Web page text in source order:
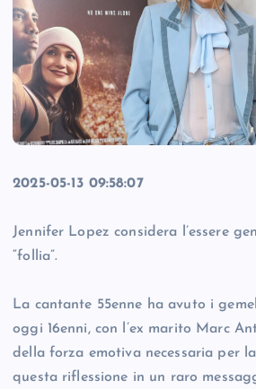
2025-05-13 09:58:07
Jennifer Lopez considera l’essere
“follia”.
La cantante 55enne ha avuto i
oggi 16enni, con l’ex marito Marc
della forza emotiva necessaria per
questa riflessione in un raro